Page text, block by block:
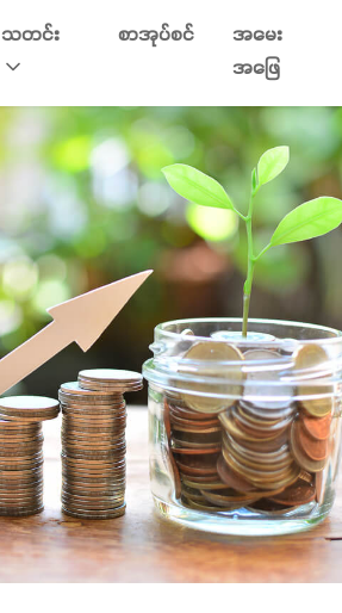
သတင်း စာအုပ်စင်
အမေး
အဖြေ